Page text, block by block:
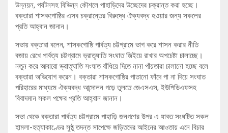
উন্নয়ন, পর্যটনসহ বিভিন্ন কৌশলে পাহাড়িদের উচ্ছেদের চক্রান্ত করা হচ্ছে।
বক্তারা শাসকগোষ্ঠির এসব চক্রান্তের বিরুদ্ধে ঐক্যবদ্ধ হওয়ার জন্য সকলের
প্রতি আহ্বান জানান।
সভায় বক্তারা বলেন, শাসকগোষ্ঠি পার্বত্য চট্টগ্রামে ভাগ করে শাসন করার নীতি
বজায় রেখে পার্বত্য চট্টগ্রামে ভ্রাতৃঘাতি সংঘাত জিইয়ে রাখার অপচেষ্টা চালাচ্ছে।
নতুন করে আবারো ভ্রাতৃঘাতি সংঘাত বাঁধিয়ে দিতে নানা পাঁয়তারা চালানো হচ্ছে বলে
বক্তারা অভিযোগ করেন। বক্তারা শাসকগোষ্ঠির পাতানো ফাঁদে পা না দিয়ে সংঘাত
পরিহারের মাধ্যমে ঐক্যবদ্ধ আন্দোলন গড়ে তুলতে জেএসএস, ইউপিডিএফসহ
বিবাদমান সকল পক্ষের প্রতি আহ্বান জানান।
সভা থেকে বক্তারা পার্বত্য চট্টগ্রামে পাহাড়ি জনগণের উপর এ যাবত সংঘটিত সকল
হামলা-হত্যাকাণ্ডের সুষ্ঠু তদন্ত সাপেক্ষে জড়িতদের আইনের আওতায় এনে বিচার